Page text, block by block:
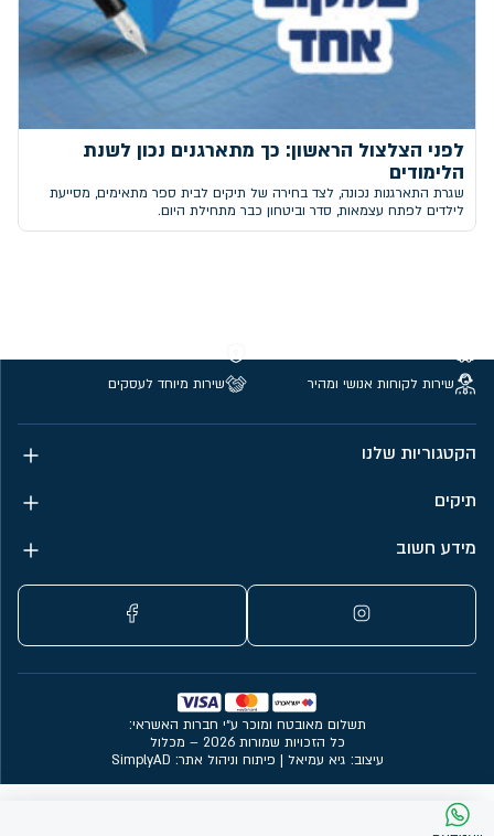
לפני הצלצול הראשון: כך מתארגנים נכון לשנת
הלימודים
שגרת התארגנות נכונה, לצד בחירה של תיקים לבית ספר מתאימים, מסייעת
לילדים לפתח עצמאות, סדר וביטחון כבר מתחילת היום.
שירות לקוחות אנושי ומהיר
שירות מיוחד לעסקים
הקטגוריות שלנו
תיקים
מידע חשוב
עיצוב: גיא עמיאל | פיתוח וניהול אתר: SimplyAD
תשלום מאובטח ומוכר ע״י חברות האשראי:
כל הזכויות שמורות 2026 – מכלול